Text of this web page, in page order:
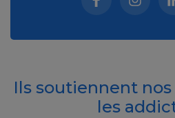
Facebook
Ils soutiennent
les